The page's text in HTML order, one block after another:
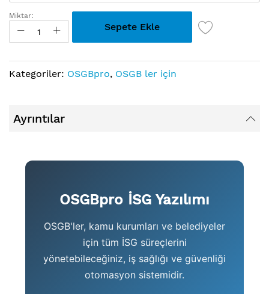
Miktar:
Sepete Ekle
Kategoriler: OSGBpro, OSGB ler için
Ayrıntılar
OSGBpro İSG Yazılımı
OSGB'ler, kamu kurumları ve belediyeler
için tüm İSG süreçlerini
yönetebileceğiniz, iş sağlığı ve güvenliği
otomasyon sistemidir.